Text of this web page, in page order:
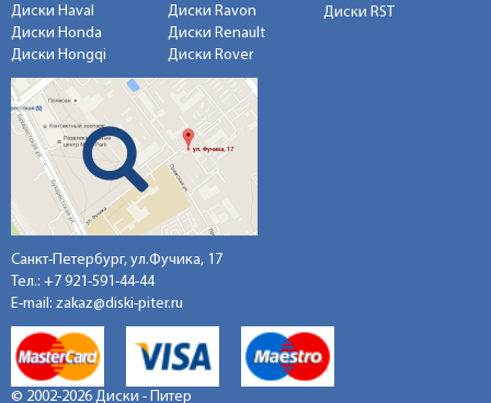
Диски Haval
Диски Honda
Диски Hongqi
Диски Ravon
Диски Renault
Диски Rover
Диски RST
Санкт-Петербург, ул.Фучика, 17
Тел.: +7 921-591-44-44
E-mail: zakaz@diski-piter.ru
© 2002-2026 Диски - Питер